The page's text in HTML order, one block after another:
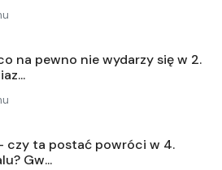
na pewno nie wydarzy się w 2.
czy ta postać powróci w 4.
Gw...